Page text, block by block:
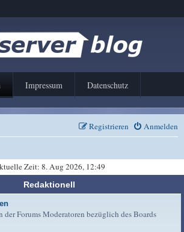
Impressum Datenschutz
Anmelden
Registrieren
Zeit: 8. Aug 2026, 12:49
Redaktionell
Forums Moderatoren bezüglich des Boards